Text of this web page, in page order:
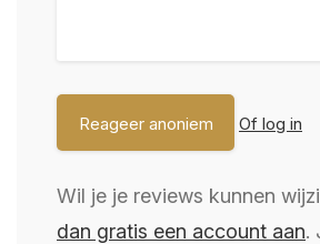
Of log in
Wil je je reviews kunnen
dan gratis een account aan.